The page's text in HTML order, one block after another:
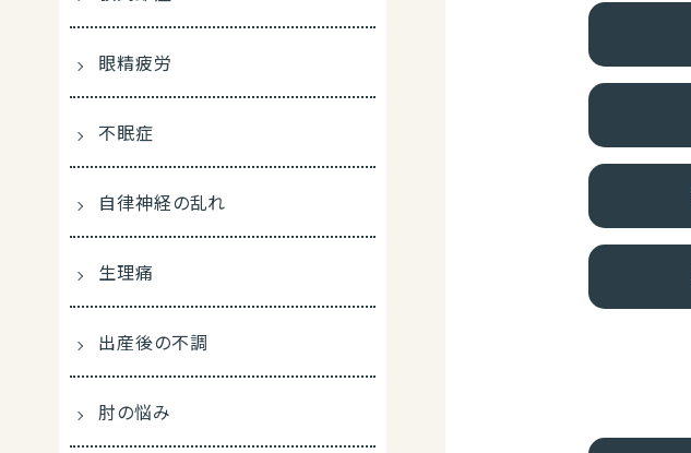
眼精疲労
不眠症
自律神経の乱れ
生理痛
出産後の不調
肘の悩み